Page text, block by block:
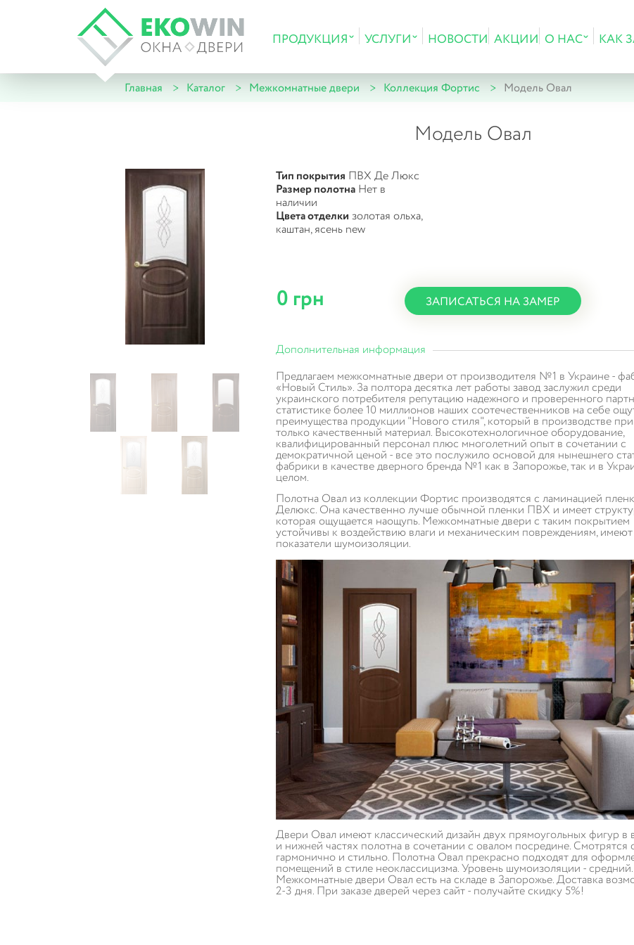
ПРОДУКЦИЯ УСЛУГИ НОВОСТИ АКЦИИ О НАС КАК
Главная Каталог Межкомнатные двери Коллекция Фортис Модель Овал
Модель Овал
Тип покрытия ПВХ Де Люкс
Размер полотна Нет в
наличии
Цвета отделки золотая ольха,
каштан, ясень new
0 грн ЗАПИСАТЬСЯ НА ЗАМЕР
Дополнительная информация
Предлагаем межкомнатные двери от производителя №1 в Украине -
«Новый Стиль». За полтора десятка лет работы завод заслужил среди
украинского потребителя репутацию надежного и проверенного
статистике более 10 миллионов наших соотечественников на себе
преимущества продукции "Нового стиля", который в производстве
только качественный материал. Высокотехнологичное оборудование,
квалифицированный персонал плюс многолетний опыт в сочетании с
демократичной ценой - все это послужило основой для нынешнего
фабрики в качестве дверного бренда №1 как в Запорожье, так и в
целом.
Полотна Овал из коллекции Фортис производятся с ламинацией
Делюкс. Она качественно лучше обычной пленки ПВХ и имеет
которая ощущается наощупь. Межкомнатные двери с таким покрытием
устойчивы к воздействию влаги и механическим повреждениям,
показатели шумоизоляции.
Двери Овал имеют классический дизайн двух прямоугольных фигур в
и нижней частях полотна в сочетании с овалом посредине. Смотрятся
гармонично и стильно. Полотна Овал прекрасно подходят для
помещений в стиле неоклассицизма. Уровень шумоизоляции - средний.
Межкомнатные двери Овал есть на складе в Запорожье. Доставка
2-3 дня. При заказе дверей через сайт - получайте скидку 5%!